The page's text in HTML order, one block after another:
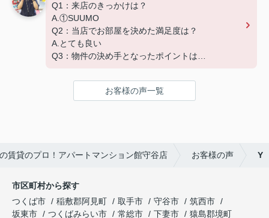
Q1：来店のきっかけは？
A.①SUUMO
Q2：当店でお部屋を決めた満足度は？
A.とても良い
Q3：物件の決め手となったポイントは？
お客様の声一覧
賃貸のプロ！アパートマンション館守谷店 お客様の声 Y
市区町村から探す
つくば市
稲敷郡阿見町 取手市 守谷市
筑西市
坂東市
つくばみらい市 常総市 下妻市
猿島郡境町